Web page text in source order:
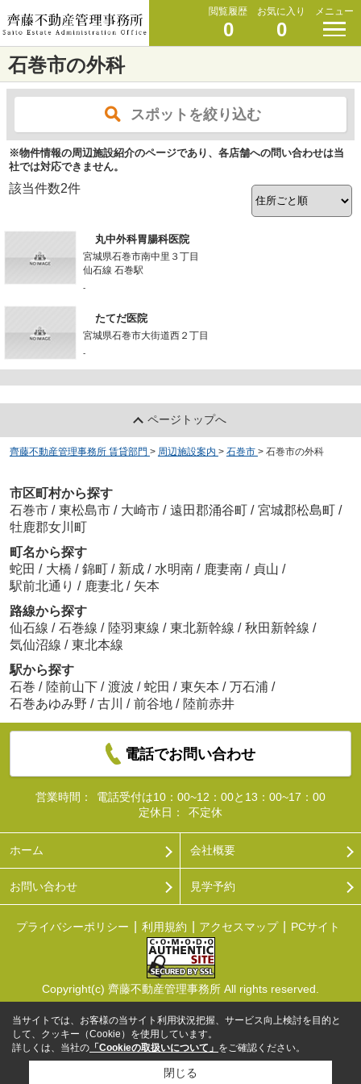
閲覧履歴
0
お気に入り
0
メニュー
石巻市の外科
スポットを絞り込む
※物件情報の周辺施設紹介のページであり、各店舗への問い合わせは当
社では対応できません。
該当件数2件
丸中外科胃腸科医院
宮城県石巻市南中里３丁目
仙石線 石巻駅
-
たてだ医院
宮城県石巻市大街道西２丁目
-
ページトップへ
齊藤不動産管理事務所 賃貸部門 > 周辺施設案内 > 石巻市 > 石巻市の外科
市区町村から探す
石巻市 / 東松島市 / 大崎市 / 遠田郡涌谷町 / 宮城郡松島町 /
牡鹿郡女川町
町名から探す
蛇田 / 大橋 / 錦町 / 新成 / 水明南 / 鹿妻南 / 貞山 /
駅前北通り / 鹿妻北 / 矢本
路線から探す
仙石線 / 石巻線 / 陸羽東線 / 東北新幹線 / 秋田新幹線 /
気仙沼線 / 東北本線
駅から探す
石巻 / 陸前山下 / 渡波 / 蛇田 / 東矢本 / 万石浦 /
石巻あゆみ野 / 古川 / 前谷地 / 陸前赤井
電話でお問い合わせ
営業時間：
電話受付は10：00~12：00と13：00~17：00
定休日：
不定休
ホーム 会社概要
お問い合わせ 見学予約
プライバシーポリシー 利用規約 アクセスマップ PCサイト
Copyright(c) 齊藤不動産管理事務所 All rights reserved.
当サイトでは、お客様の当サイト利用状況把握、サービス向上検討を目的と
して、クッキー（Cookie）を使用しています。
詳しくは、当社の 「Cookieの取扱いについて」 をご確認ください。
閉じる